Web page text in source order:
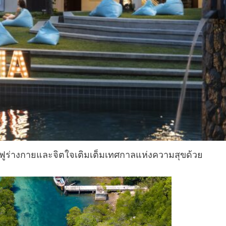
างกายและจิตใจเติมเต็มเทศกาลแห่งความสุขด้วย